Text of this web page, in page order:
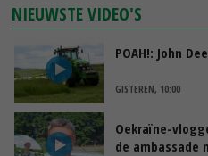
NIEUWSTE VIDEO'S
POAH!: John
GISTEREN, 10:00
Oekraïne-
de ambassade